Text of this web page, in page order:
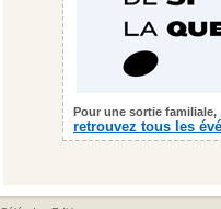
Pour une sortie familiale,
retrouvez tous les